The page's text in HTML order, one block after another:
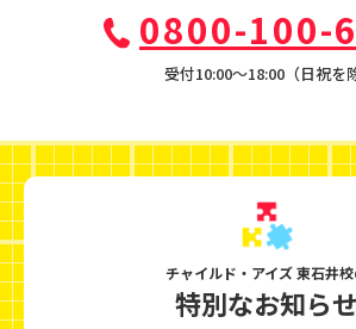
0800-100-
受付10:00〜18:00（日祝を
チャイルド・アイズ 東石井
特別なお知らせ